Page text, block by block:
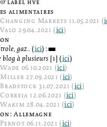
label hve
alimentaires
Changing Markets 11.05.2021 (
Valo 29.04.2021 (ici)
gaz... (ici):3
blog à plusieurs [1] (ici)
Wade 06.10.2021 (ici)
Miller27.09.2021 (ici)
Bradstock 31.07.2021 (ici)
Correia 12.06.2021 (ici)
Wakim 28.04.2021 (ici)
Allemagne
Pernot 06.11.2021 (ici)